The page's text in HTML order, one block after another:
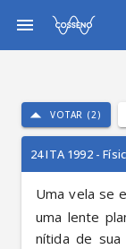
VOTAR (2)
24 ITA 1992 -
Uma vela se
uma lente
nítida de sua